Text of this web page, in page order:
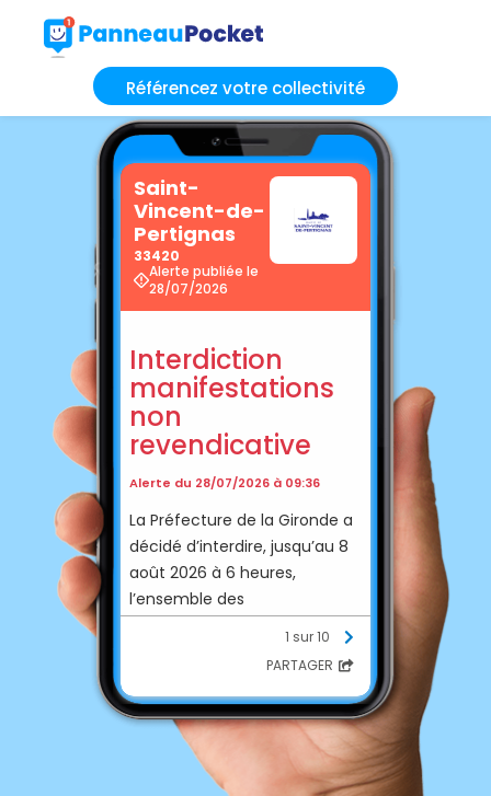
Référencez votre collectivité
Saint-
Vincent-de-
Pertignas
33420
Alerte publiée le
28/07/2026
Interdiction
manifestations
non
revendicative
Alerte du 28/07/2026 à 09:36
La Préfecture de la Gironde a
décidé d’interdire, jusqu’au 8
août 2026 à 6 heures,
l’ensemble des
Définition: La manifestation
est une réunion organisée sur
la voie publique dans le but
d’exprimer une conviction
1 sur 10
PARTAGER